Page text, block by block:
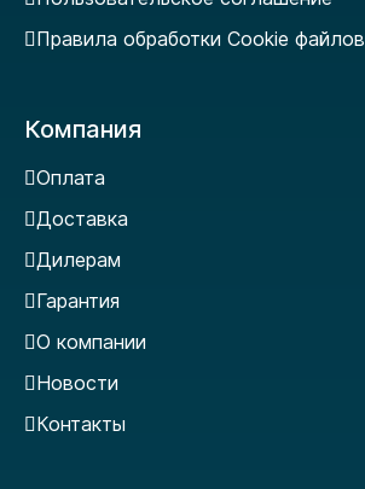
Правила обработки Cookie файлов
Компания
Оплата
Доставка
Дилерам
Гарантия
О компании
Новости
Контакты